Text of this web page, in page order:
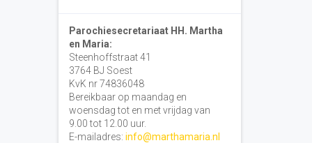
Parochiesecretariaat HH. Martha
en Maria:
Steenhoffstraat 41
3764 BJ Soest
KvK nr 74836048
Bereikbaar op maandag en
woensdag tot en met vrijdag van
9.00 tot 12.00 uur.
E-mailadres: info@marthamaria.nl